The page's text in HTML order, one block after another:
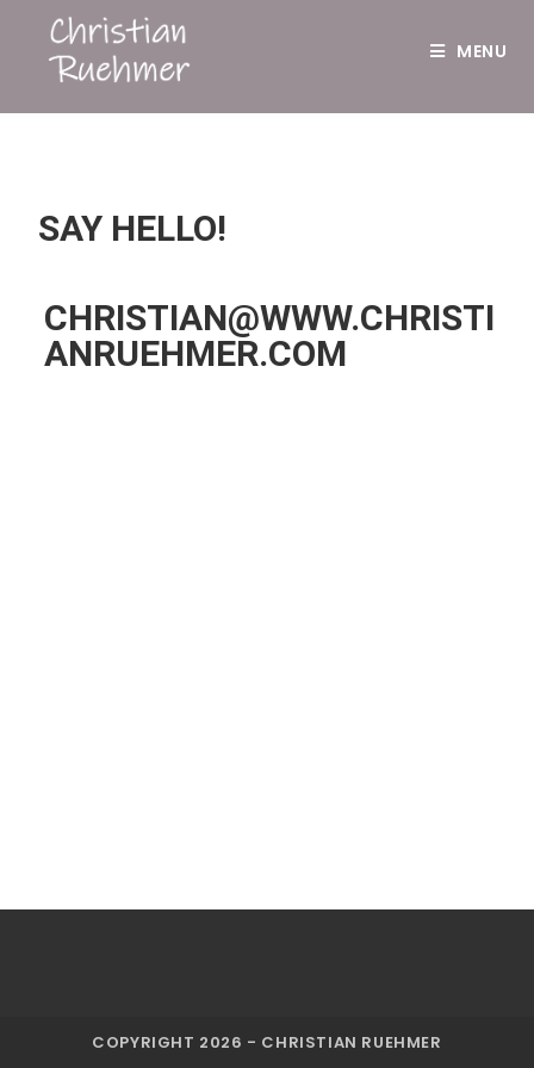
MENU
SAY HELLO!
CHRISTIAN@WWW.CHRISTI
ANRUEHMER.COM
COPYRIGHT 2026 - CHRISTIAN RUEHMER